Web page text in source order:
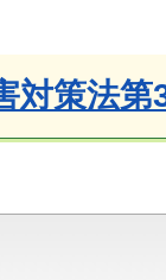
対策法